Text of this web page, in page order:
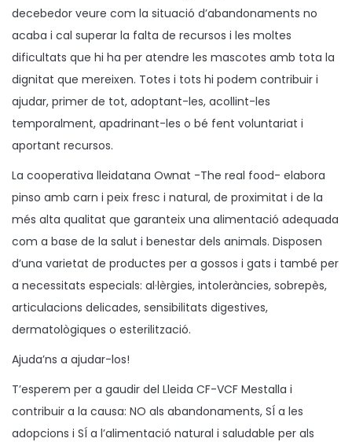
decebedor veure com la situació d’abandonaments no
acaba i cal superar la falta de recursos i les moltes
dificultats que hi ha per atendre les mascotes amb tota la
dignitat que mereixen. Totes i tots hi podem contribuir i
ajudar, primer de tot, adoptant-les, acollint-les
temporalment, apadrinant-les o bé fent voluntariat i
aportant recursos.
La cooperativa lleidatana Ownat -The real food- elabora
pinso amb carn i peix fresc i natural, de proximitat i de la
més alta qualitat que garanteix una alimentació adequada
com a base de la salut i benestar dels animals. Disposen
d’una varietat de productes per a gossos i gats i també per
a necessitats especials: al·lèrgies, intoleràncies, sobrepès,
articulacions delicades, sensibilitats digestives,
dermatològiques o esterilització.
Ajuda’ns a ajudar-los!
T’esperem per a gaudir del Lleida CF-VCF Mestalla i
contribuir a la causa: NO als abandonaments, SÍ a les
adopcions i SÍ a l’alimentació natural i saludable per als